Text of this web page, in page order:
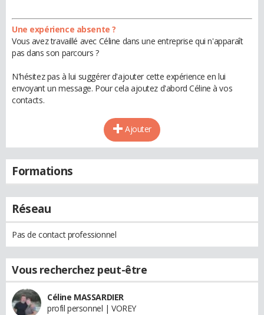
Une expérience absente ?
Vous avez travaillé avec Céline dans une entreprise qui n'apparaît
pas dans son parcours ?
N'hésitez pas à lui suggérer d'ajouter cette expérience en lui
envoyant un message. Pour cela ajoutez d'abord Céline à vos
contacts.
Ajouter
Formations
Réseau
Pas de contact professionnel
Vous recherchez peut-être
Céline MASSARDIER
profil personnel | VOREY